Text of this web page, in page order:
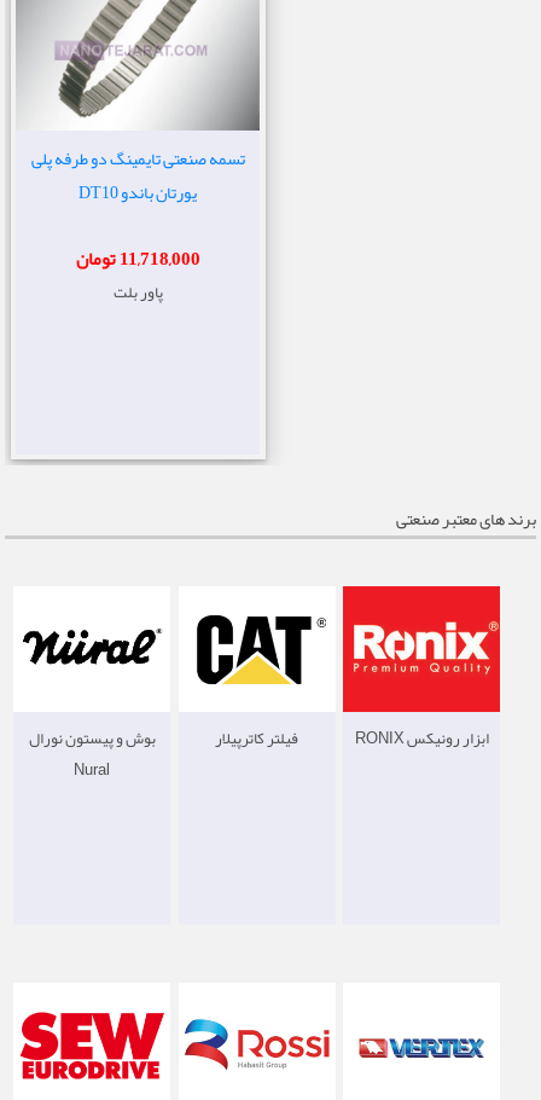
تسمه صنعتی تایمینگ دو طرفه پلی
یورتان باندو DT10
11,718,000 تومان
پاور بلت
برند های معتبر صنعتی
بوش و پیستون نورال
Nural
فیلتر کاترپیلار ابزار رونیکس RONIX